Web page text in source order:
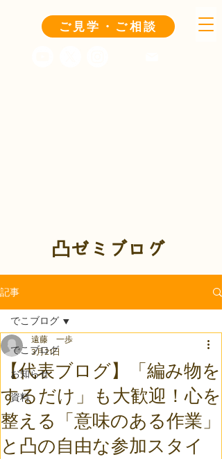
ご見学・ご相談
凸ゼミブログ
記事
でこブログ
お知らせ
資料
でこブログ
【代表ブログ】「編み物を
するだけ」も大歓迎！心を
整える「意味のある作業」
と凸の自由な参加スタイ
遠藤 一歩
3月21日